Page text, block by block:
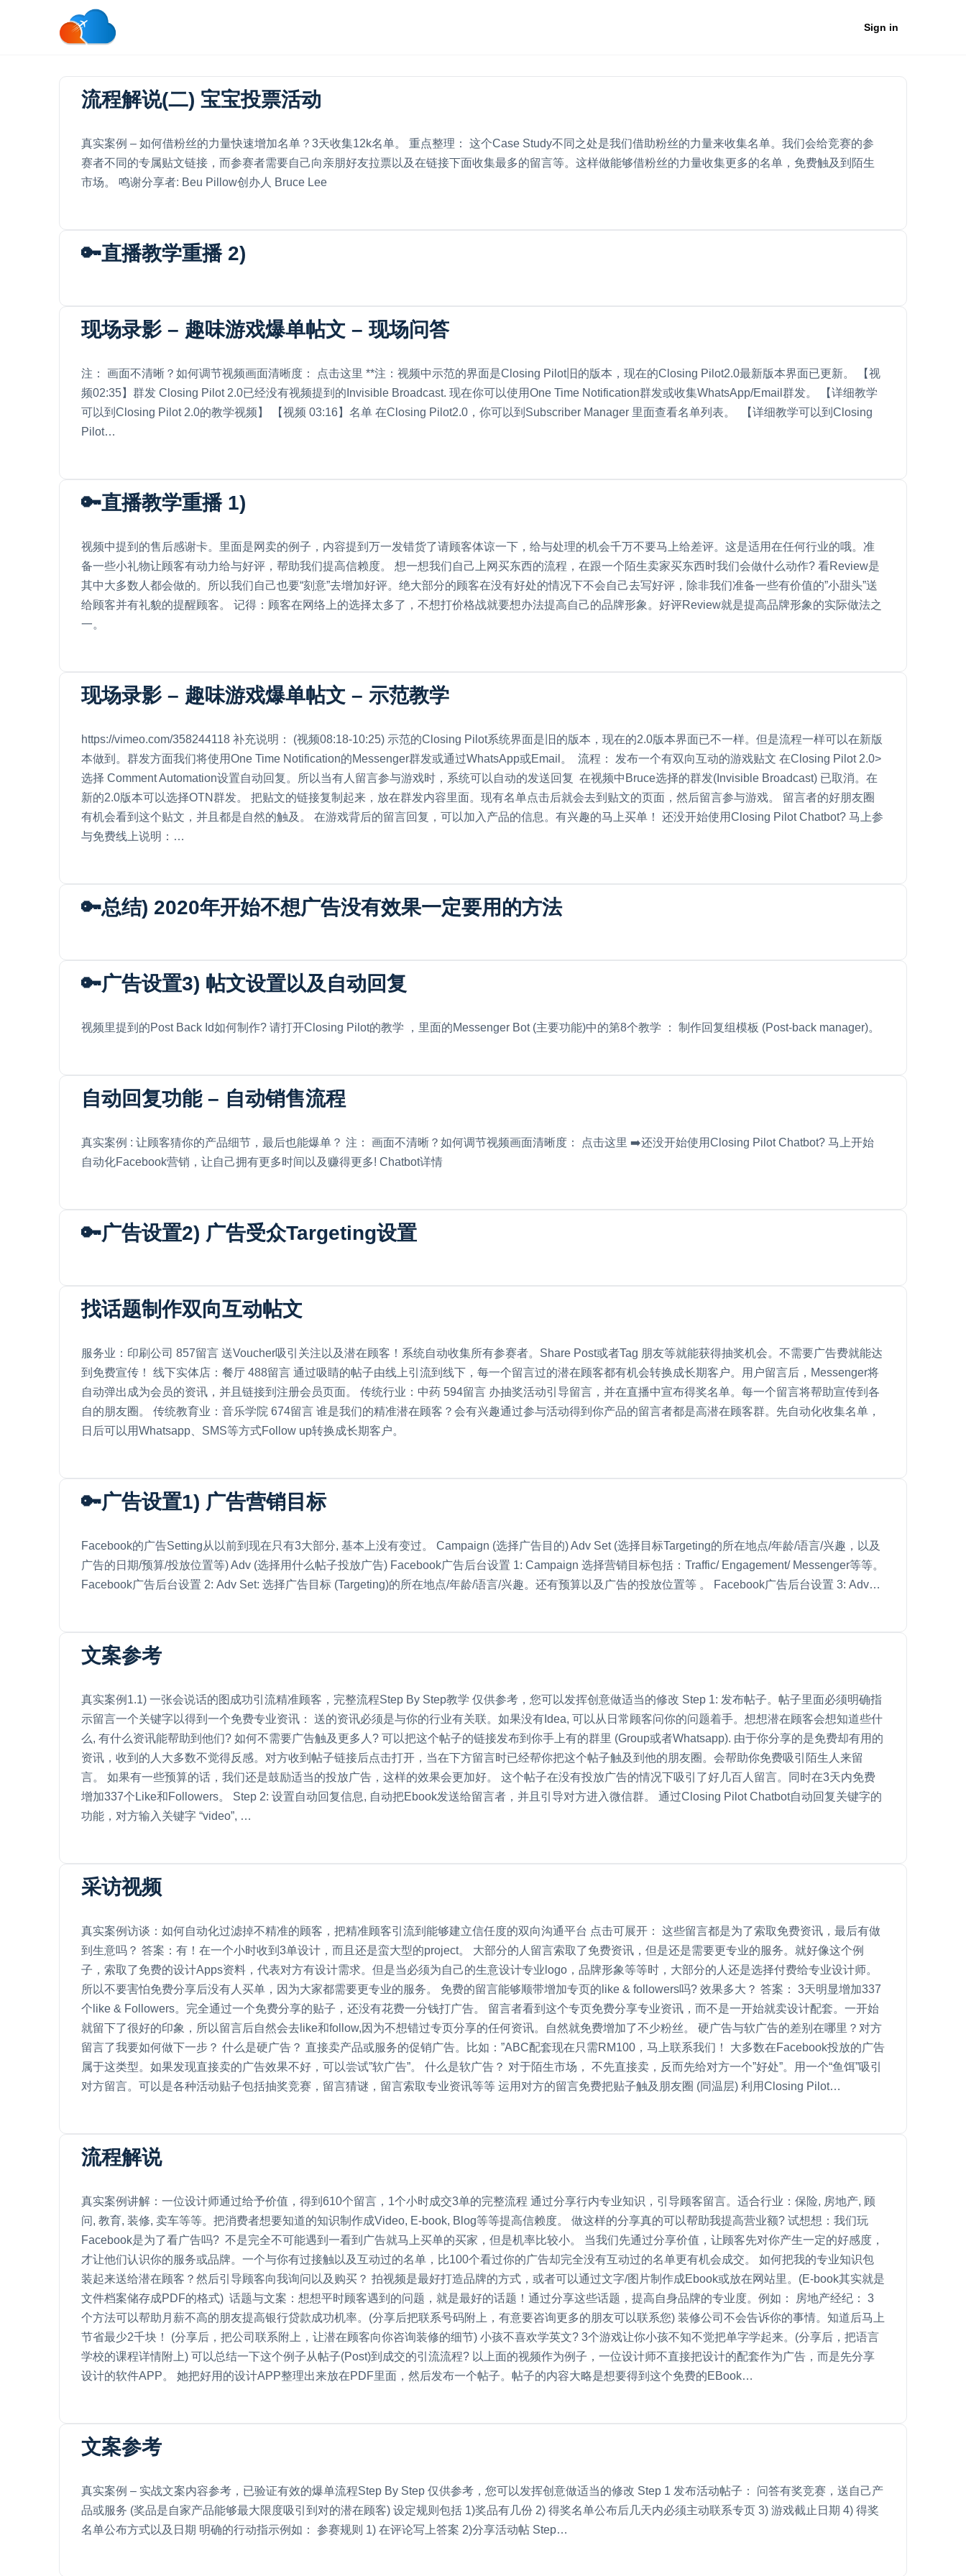
Sign in
流程解说(二) 宝宝投票活动
真实案例 – 如何借粉丝的力量快速增加名单？3天收集12k名单。 重点整理： 这个Case Study不同之处是我们借助粉丝的力量来收集名单。我们会给竞赛的参
赛者不同的专属贴文链接，而参赛者需要自己向亲朋好友拉票以及在链接下面收集最多的留言等。这样做能够借粉丝的力量收集更多的名单，免费触及到陌生
市场。 鸣谢分享者: Beu Pillow创办人 Bruce Lee
🔑直播教学重播 2)
现场录影 – 趣味游戏爆单帖文 – 现场问答
注： 画面不清晰？如何调节视频画面清晰度： 点击这里 **注：视频中示范的界面是Closing Pilot旧的版本，现在的Closing Pilot2.0最新版本界面已更新。 【视
频02:35】群发 Closing Pilot 2.0已经没有视频提到的Invisible Broadcast. 现在你可以使用One Time Notification群发或收集WhatsApp/Email群发。 【详细教学
可以到Closing Pilot 2.0的教学视频】 【视频 03:16】名单 在Closing Pilot2.0，你可以到Subscriber Manager 里面查看名单列表。 【详细教学可以到Closing
Pilot…
🔑直播教学重播 1)
视频中提到的售后感谢卡。里面是网卖的例子，内容提到万一发错货了请顾客体谅一下，给与处理的机会千万不要马上给差评。这是适用在任何行业的哦。准
备一些小礼物让顾客有动力给与好评，帮助我们提高信赖度。 想一想我们自己上网买东西的流程，在跟一个陌生卖家买东西时我们会做什么动作? 看Review是
其中大多数人都会做的。所以我们自己也要“刻意”去增加好评。绝大部分的顾客在没有好处的情况下不会自己去写好评，除非我们准备一些有价值的”小甜头”送
给顾客并有礼貌的提醒顾客。 记得：顾客在网络上的选择太多了，不想打价格战就要想办法提高自己的品牌形象。好评Review就是提高品牌形象的实际做法之
一。
现场录影 – 趣味游戏爆单帖文 – 示范教学
https://vimeo.com/358244118 补充说明： (视频08:18-10:25) 示范的Closing Pilot系统界面是旧的版本，现在的2.0版本界面已不一样。但是流程一样可以在新版
本做到。群发方面我们将使用One Time Notification的Messenger群发或通过WhatsApp或Email。 流程： 发布一个有双向互动的游戏贴文 在Closing Pilot 2.0>
选择 Comment Automation设置自动回复。所以当有人留言参与游戏时，系统可以自动的发送回复 在视频中Bruce选择的群发(Invisible Broadcast) 已取消。在
新的2.0版本可以选择OTN群发。 把贴文的链接复制起来，放在群发内容里面。现有名单点击后就会去到贴文的页面，然后留言参与游戏。 留言者的好朋友圈
有机会看到这个贴文，并且都是自然的触及。 在游戏背后的留言回复，可以加入产品的信息。有兴趣的马上买单！ 还没开始使用Closing Pilot Chatbot? 马上参
与免费线上说明：…
🔑总结) 2020年开始不想广告没有效果一定要用的方法
🔑广告设置3) 帖文设置以及自动回复
视频里提到的Post Back Id如何制作? 请打开Closing Pilot的教学 ，里面的Messenger Bot (主要功能)中的第8个教学 ： 制作回复组模板 (Post-back manager)。
自动回复功能 – 自动销售流程
真实案例 : 让顾客猜你的产品细节，最后也能爆单？ 注： 画面不清晰？如何调节视频画面清晰度： 点击这里 ➡️还没开始使用Closing Pilot Chatbot? 马上开始
自动化Facebook营销，让自己拥有更多时间以及赚得更多! Chatbot详情
🔑广告设置2) 广告受众Targeting设置
找话题制作双向互动帖文
服务业：印刷公司 857留言 送Voucher吸引关注以及潜在顾客！系统自动收集所有参赛者。Share Post或者Tag 朋友等就能获得抽奖机会。不需要广告费就能达
到免费宣传！ 线下实体店：餐厅 488留言 通过吸睛的帖子由线上引流到线下，每一个留言过的潜在顾客都有机会转换成长期客户。用户留言后，Messenger将
自动弹出成为会员的资讯，并且链接到注册会员页面。 传统行业：中药 594留言 办抽奖活动引导留言，并在直播中宣布得奖名单。每一个留言将帮助宣传到各
自的朋友圈。 传统教育业：音乐学院 674留言 谁是我们的精准潜在顾客？会有兴趣通过参与活动得到你产品的留言者都是高潜在顾客群。先自动化收集名单，
日后可以用Whatsapp、SMS等方式Follow up转换成长期客户。
🔑广告设置1) 广告营销目标
Facebook的广告Setting从以前到现在只有3大部分, 基本上没有变过。 Campaign (选择广告目的) Adv Set (选择目标Targeting的所在地点/年龄/语言/兴趣，以及
广告的日期/预算/投放位置等) Adv (选择用什么帖子投放广告) Facebook广告后台设置 1: Campaign 选择营销目标包括：Traffic/ Engagement/ Messenger等等。
Facebook广告后台设置 2: Adv Set: 选择广告目标 (Targeting)的所在地点/年龄/语言/兴趣。还有预算以及广告的投放位置等 。 Facebook广告后台设置 3: Adv…
文案参考
真实案例1.1) 一张会说话的图成功引流精准顾客，完整流程Step By Step教学 仅供参考，您可以发挥创意做适当的修改 Step 1: 发布帖子。帖子里面必须明确指
示留言一个关键字以得到一个免费专业资讯： 送的资讯必须是与你的行业有关联。如果没有Idea, 可以从日常顾客问你的问题着手。想想潜在顾客会想知道些什
么, 有什么资讯能帮助到他们? 如何不需要广告触及更多人? 可以把这个帖子的链接发布到你手上有的群里 (Group或者Whatsapp). 由于你分享的是免费却有用的
资讯，收到的人大多数不觉得反感。对方收到帖子链接后点击打开，当在下方留言时已经帮你把这个帖子触及到他的朋友圈。会帮助你免费吸引陌生人来留
言。 如果有一些预算的话，我们还是鼓励适当的投放广告，这样的效果会更加好。 这个帖子在没有投放广告的情况下吸引了好几百人留言。同时在3天内免费
增加337个Like和Followers。 Step 2: 设置自动回复信息, 自动把Ebook发送给留言者，并且引导对方进入微信群。 通过Closing Pilot Chatbot自动回复关键字的
功能，对方输入关键字 “video”, …
采访视频
真实案例访谈：如何自动化过滤掉不精准的顾客，把精准顾客引流到能够建立信任度的双向沟通平台 点击可展开： 这些留言都是为了索取免费资讯，最后有做
到生意吗？ 答案：有！在一个小时收到3单设计，而且还是蛮大型的project。 大部分的人留言索取了免费资讯，但是还是需要更专业的服务。就好像这个例
子，索取了免费的设计Apps资料，代表对方有设计需求。但是当必须为自己的生意设计专业logo，品牌形象等等时，大部分的人还是选择付费给专业设计师。
所以不要害怕免费分享后没有人买单，因为大家都需要更专业的服务。 免费的留言能够顺带增加专页的like & followers吗? 效果多大？ 答案： 3天明显增加337
个like & Followers。完全通过一个免费分享的贴子，还没有花费一分钱打广告。 留言者看到这个专页免费分享专业资讯，而不是一开始就卖设计配套。一开始
就留下了很好的印象，所以留言后自然会去like和follow,因为不想错过专页分享的任何资讯。自然就免费增加了不少粉丝。 硬广告与软广告的差别在哪里？对方
留言了我要如何做下一步？ 什么是硬广告？ 直接卖产品或服务的促销广告。比如：”ABC配套现在只需RM100，马上联系我们！ 大多数在Facebook投放的广告
属于这类型。如果发现直接卖的广告效果不好，可以尝试”软广告”。 什么是软广告？ 对于陌生市场， 不先直接卖，反而先给对方一个”好处”。用一个“鱼饵”吸引
对方留言。可以是各种活动贴子包括抽奖竞赛，留言猜谜，留言索取专业资讯等等 运用对方的留言免费把贴子触及朋友圈 (同温层) 利用Closing Pilot…
流程解说
真实案例讲解：一位设计师通过给予价值，得到610个留言，1个小时成交3单的完整流程 通过分享行内专业知识，引导顾客留言。适合行业：保险, 房地产, 顾
问, 教育, 装修, 卖车等等。把消费者想要知道的知识制作成Video, E-book, Blog等等提高信赖度。 做这样的分享真的可以帮助我提高营业额? 试想想：我们玩
Facebook是为了看广告吗? 不是完全不可能遇到一看到广告就马上买单的买家，但是机率比较小。 当我们先通过分享价值，让顾客先对你产生一定的好感度，
才让他们认识你的服务或品牌。一个与你有过接触以及互动过的名单，比100个看过你的广告却完全没有互动过的名单更有机会成交。 如何把我的专业知识包
装起来送给潜在顾客？然后引导顾客向我询问以及购买？ 拍视频是最好打造品牌的方式，或者可以通过文字/图片制作成Ebook或放在网站里。(E-book其实就是
文件档案储存成PDF的格式) 话题与文案：想想平时顾客遇到的问题，就是最好的话题！通过分享这些话题，提高自身品牌的专业度。例如： 房地产经纪： 3
个方法可以帮助月薪不高的朋友提高银行贷款成功机率。(分享后把联系号码附上，有意要咨询更多的朋友可以联系您) 装修公司不会告诉你的事情。知道后马上
节省最少2千块！ (分享后，把公司联系附上，让潜在顾客向你咨询装修的细节) 小孩不喜欢学英文? 3个游戏让你小孩不知不觉把单字学起来。(分享后，把语言
学校的课程详情附上) 可以总结一下这个例子从帖子(Post)到成交的引流流程? 以上面的视频作为例子，一位设计师不直接把设计的配套作为广告，而是先分享
设计的软件APP。 她把好用的设计APP整理出来放在PDF里面，然后发布一个帖子。帖子的内容大略是想要得到这个免费的EBook…
文案参考
真实案例 – 实战文案内容参考，已验证有效的爆单流程Step By Step 仅供参考，您可以发挥创意做适当的修改 Step 1 发布活动帖子： 问答有奖竞赛，送自己产
品或服务 (奖品是自家产品能够最大限度吸引到对的潜在顾客) 设定规则包括 1)奖品有几份 2) 得奖名单公布后几天内必须主动联系专页 3) 游戏截止日期 4) 得奖
名单公布方式以及日期 明确的行动指示例如： 参赛规则 1) 在评论写上答案 2)分享活动帖 Step…